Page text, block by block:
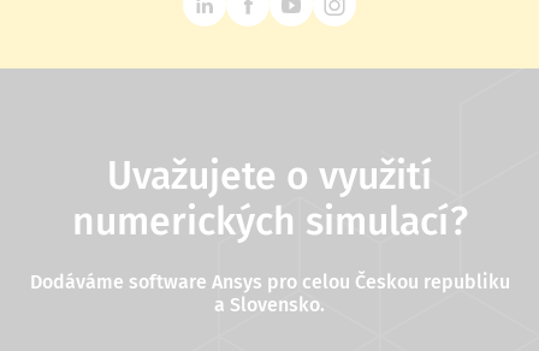
Uvažujete o využití
numerických simulací?
Dodáváme software Ansys pro celou Českou republiku
a Slovensko.